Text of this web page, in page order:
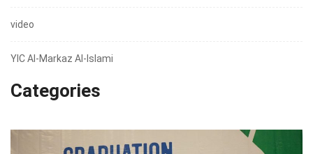
video
YIC Al-Markaz Al-Islami
Categories